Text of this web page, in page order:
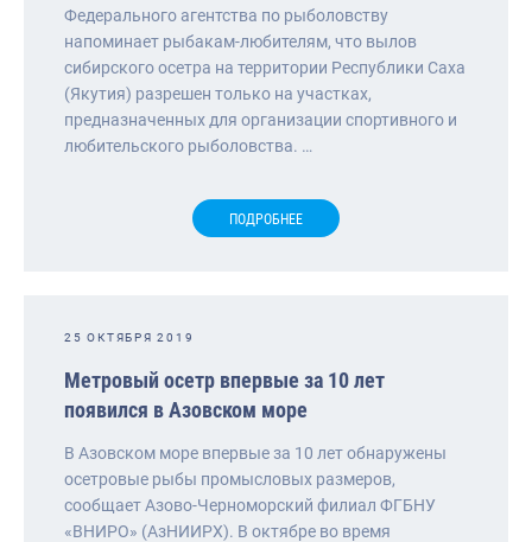
Федерального агентства по рыболовству
напоминает рыбакам-любителям, что вылов
сибирского осетра на территории Республики Саха
(Якутия) разрешен только на участках,
предназначенных для организации спортивного и
любительского рыболовства. …
ПОДРОБНЕЕ
25 ОКТЯБРЯ 2019
Метровый осетр впервые за 10 лет
появился в Азовском море
В Азовском море впервые за 10 лет обнаружены
осетровые рыбы промысловых размеров,
сообщает Азово-Черноморский филиал ФГБНУ
«ВНИРО» (АзНИИРХ). В октябре во время